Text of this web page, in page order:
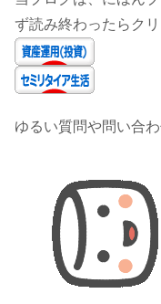
ず読み終わったらク
ゆるい質問や問い合